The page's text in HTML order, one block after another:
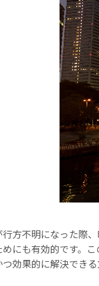
方不明になった際
にも有効的です。
効果的に解決でき